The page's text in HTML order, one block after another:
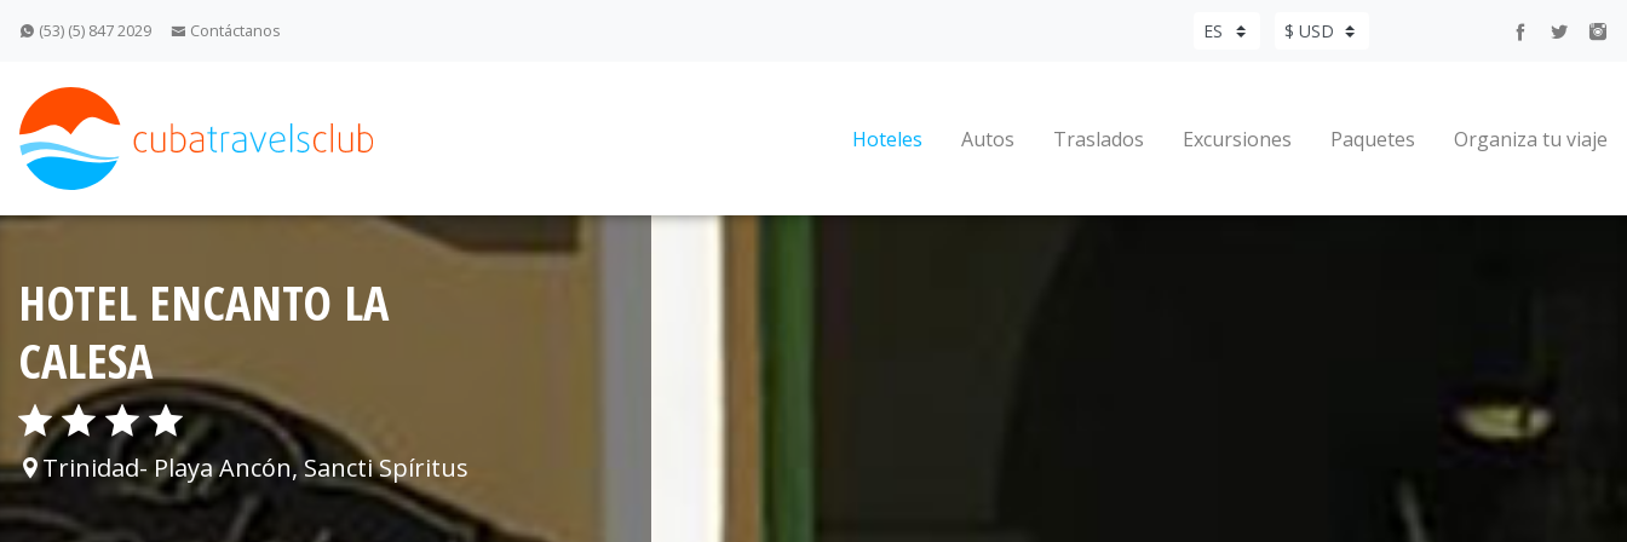
(53) (5) 847 2029 Contáctanos
Hoteles Autos Traslados Excursiones Paquetes Organiza tu viaje
HOTEL ENCANTO LA
CALESA
Trinidad- Playa Ancón, Sancti Spíritus